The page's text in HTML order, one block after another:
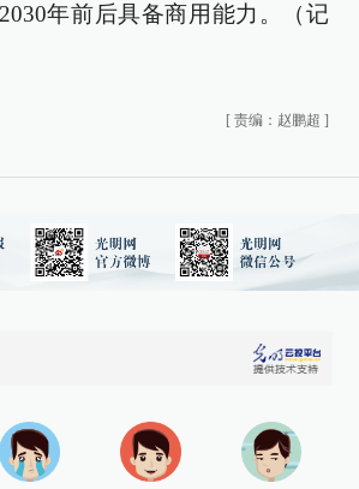
年前后具备商用能力。（记
[ 责编：赵鹏超 ]